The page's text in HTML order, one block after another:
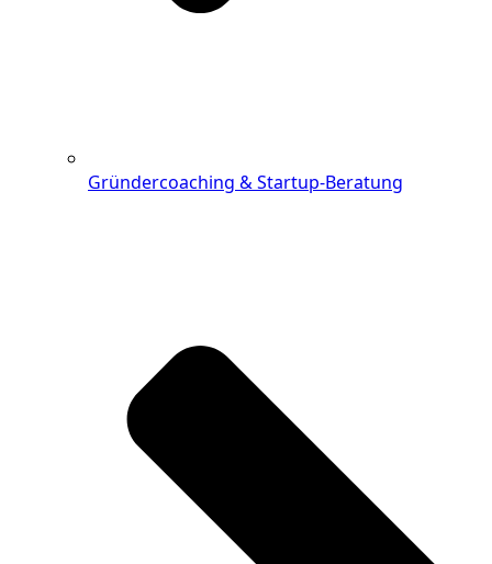
Gründercoaching & Startup-Beratung